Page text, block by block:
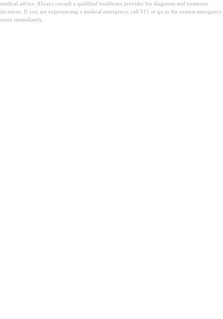
medical advice. Always consult a qualified healthcare provider for diagnosis and treatment
decisions. If you are experiencing a medical emergency, call 911 or go to the nearest emergency
room immediately.